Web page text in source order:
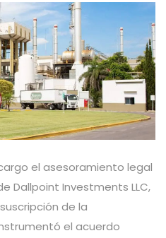
el asesoramiento legal
Dallpoint Investments LLC,
de la
el acuerdo